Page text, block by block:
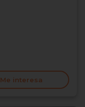
Me interesa